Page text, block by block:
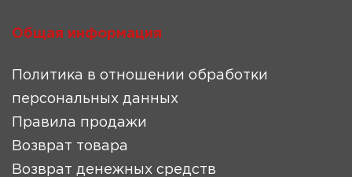
Общая информация
Политика в отношении обработки
персональных данных
Правила продажи
Возврат товара
Возврат денежных средств